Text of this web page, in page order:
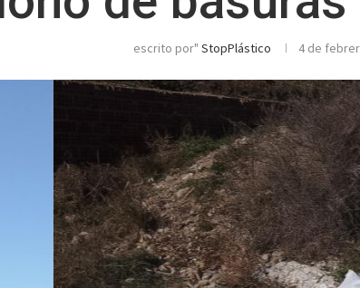
escrito por" StopPlástico 4 de